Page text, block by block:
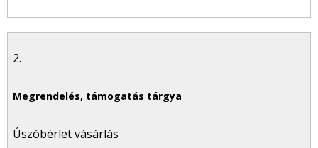
2.
Úszóbérlet vásárlás